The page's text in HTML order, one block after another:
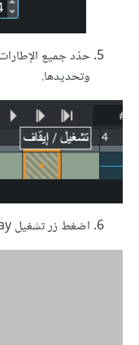
حدّد جميع
وتحديدها.
اضغط زر تشغيل Play في الأعلى، واستمتع برسومك المتحركة.